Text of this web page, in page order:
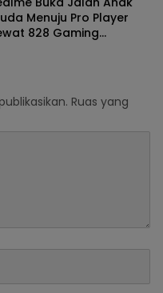
Menuju Pro Player
828 Gaming
Ruas yang